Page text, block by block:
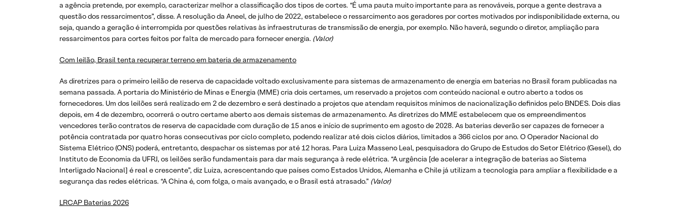
a agência pretende, por exemplo, caracterizar melhor a classificação dos tipos de cortes. “É uma pauta muito importante para as renováveis, porque a gente destrava a
questão dos ressarcimentos”, disse. A resolução da Aneel, de julho de 2022, estabelece o ressarcimento aos geradores por cortes motivados por indisponibilidade externa, ou
seja, quando a geração é interrompida por questões relativas às infraestruturas de transmissão de energia, por exemplo. Não haverá, segundo o diretor, ampliação para
ressarcimentos para cortes feitos por falta de mercado para fornecer energia. (Valor)
Com leilão, Brasil tenta recuperar terreno em bateria de armazenamento
As diretrizes para o primeiro leilão de reserva de capacidade voltado exclusivamente para sistemas de armazenamento de energia em baterias no Brasil foram publicadas na
semana passada. A portaria do Ministério de Minas e Energia (MME) cria dois certames, um reservado a projetos com conteúdo nacional e outro aberto a todos os
fornecedores. Um dos leilões será realizado em 2 de dezembro e será destinado a projetos que atendam requisitos mínimos de nacionalização definidos pelo BNDES. Dois dias
depois, em 4 de dezembro, ocorrerá o outro certame aberto aos demais sistemas de armazenamento. As diretrizes do MME estabelecem que os empreendimentos
vencedores terão contratos de reserva de capacidade com duração de 15 anos e início de suprimento em agosto de 2028. As baterias deverão ser capazes de fornecer a
potência contratada por quatro horas consecutivas por ciclo completo, podendo realizar até dois ciclos diários, limitados a 366 ciclos por ano. O Operador Nacional do
Sistema Elétrico (ONS) poderá, entretanto, despachar os sistemas por até 12 horas. Para Luiza Masseno Leal, pesquisadora do Grupo de Estudos do Setor Elétrico (Gesel), do
Instituto de Economia da UFRJ, os leilões serão fundamentais para dar mais segurança à rede elétrica. “A urgência [de acelerar a integração de baterias ao Sistema
Interligado Nacional] é real e crescente”, diz Luiza, acrescentando que países como Estados Unidos, Alemanha e Chile já utilizam a tecnologia para ampliar a flexibilidade e a
segurança das redes elétricas. “A China é, com folga, o mais avançado, e o Brasil está atrasado.” (Valor)
LRCAP Baterias 2026